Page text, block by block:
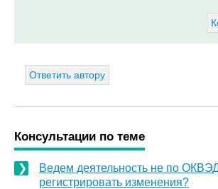
Ответить автору
Консультации по теме
Ведем деятельность не по
регистрировать изменения?